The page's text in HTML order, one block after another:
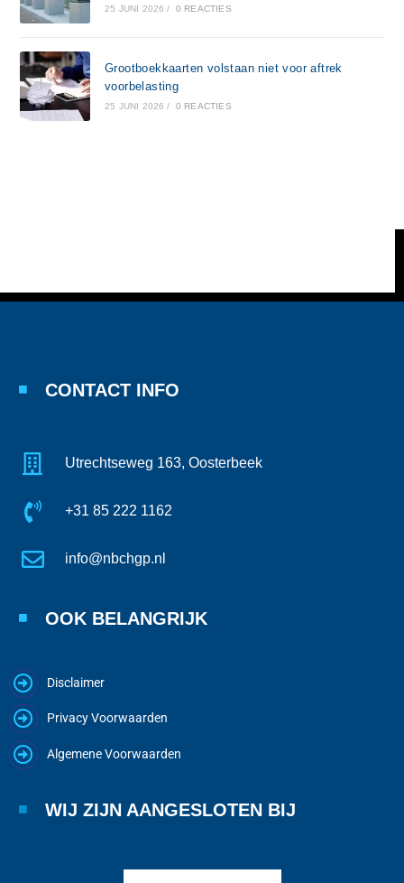
25 JUNI 2026 / 0 REACTIES
Grootboekkaarten volstaan niet voor aftrek
voorbelasting
25 JUNI 2026 / 0 REACTIES
CONTACT INFO
Utrechtseweg 163, Oosterbeek
+31 85 222 1162
info@nbchgp.nl
OOK BELANGRIJK
Disclaimer
Privacy Voorwaarden
Algemene Voorwaarden
WIJ ZIJN AANGESLOTEN BIJ